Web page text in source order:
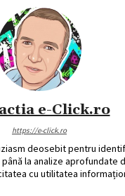
e-Click.ro
https://e-click.ro
deosebit pentru
la analize aprofundate
cu utilitatea